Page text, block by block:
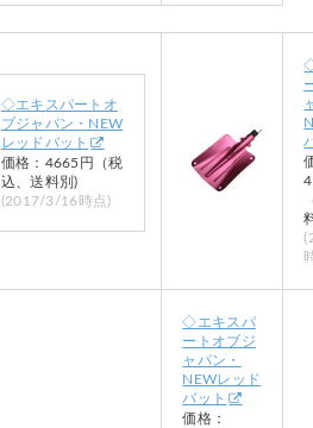
◇エキスパートオ
ブジャパン・NEW
レッドバット
価格：4665円（税
込、送料別)
(2017/3/16時点)
◇エキスパ
ートオブジ
ャパン・
NEWレッド
バット
価格：